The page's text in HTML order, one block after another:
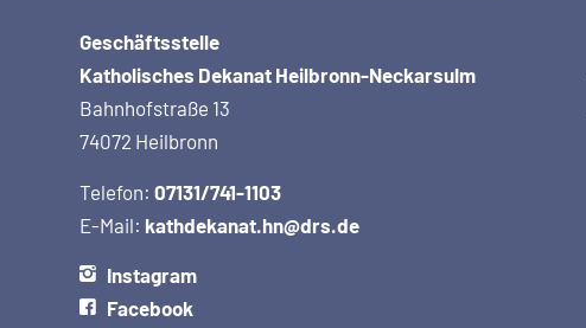
Geschäftsstelle
Katholisches Dekanat Heilbronn-Neckarsulm
Bahnhofstraße 13
74072 Heilbronn
Telefon: 07131/741-1103
E-Mail: kathdekanat.hn@drs.de
Instagram
Facebook